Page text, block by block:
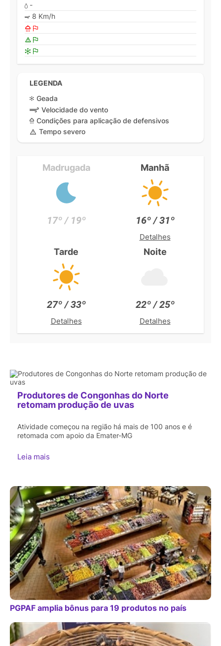
-
8 Km/h
LEGENDA
Geada
Velocidade do vento
Condições para aplicação de defensivos
Tempo severo
Madrugada
17º / 19º
Manhã
16º / 31º
Detalhes
Tarde
27º / 33º
Detalhes
Noite
22º / 25º
Detalhes
Produtores de Congonhas do Norte
retomam produção de uvas
Atividade começou na região há mais de 100 anos e é
retomada com apoio da Emater-MG
Leia mais
PGPAF amplia bônus para 19 produtos no país